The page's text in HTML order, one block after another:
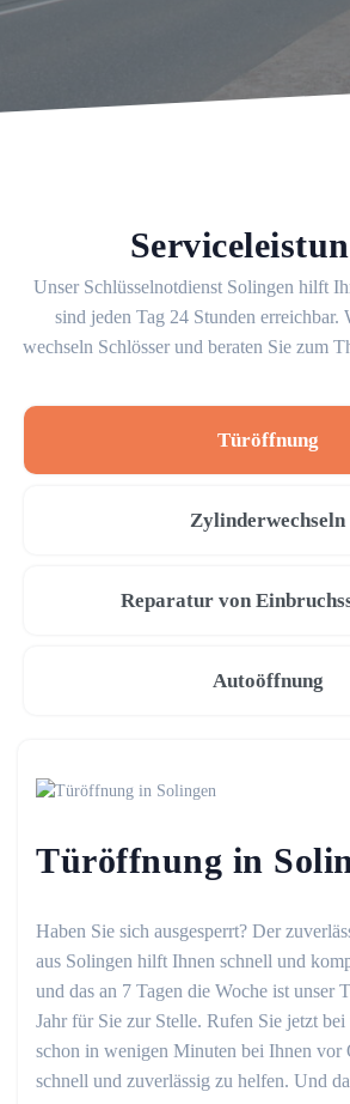
Unser Schlüsselnotdienst Solingen hilft
sind jeden Tag 24 Stunden erreichbar.
wechseln Schlösser und beraten Sie zum
Türöffnung
Zylinderwechseln
Reparatur von
Autoöffnung
Türöffnung in
Haben Sie sich ausgesperrt? Der
aus Solingen hilft Ihnen schnell und
und das an 7 Tagen die Woche ist unser
Jahr für Sie zur Stelle. Rufen Sie jetzt
schon in wenigen Minuten bei Ihnen vor
schnell und zuverlässig zu helfen. Und